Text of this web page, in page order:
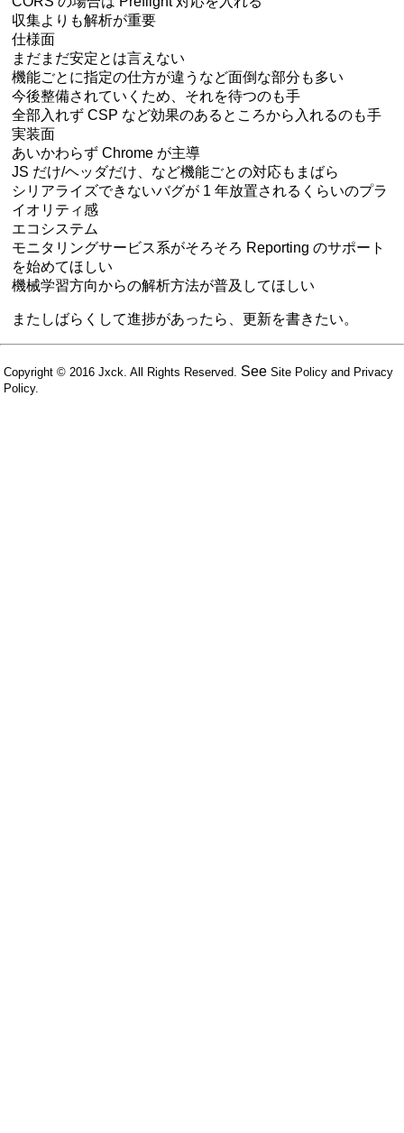
収集よりも解析が重要
仕様面
まだまだ安定とは言えない
機能ごとに指定の仕方が違うなど面倒な部分も多い
今後整備されていくため、それを待つのも手
全部入れず CSP など効果のあるところから入れるのも手
実装面
あいかわらず Chrome が主導
JS だけ/ヘッダだけ、など機能ごとの対応もまばら
シリアライズできないバグが 1 年放置されるくらいのプラ
イオリティ感
エコシステム
モニタリングサービス系がそろそろ Reporting のサポート
を始めてほしい
機械学習方向からの解析方法が普及してほしい
またしばらくして進捗があったら、更新を書きたい。
Copyright © 2016Jxck . All Rights Reserved. SeeSite Policy and Privacy
Policy.